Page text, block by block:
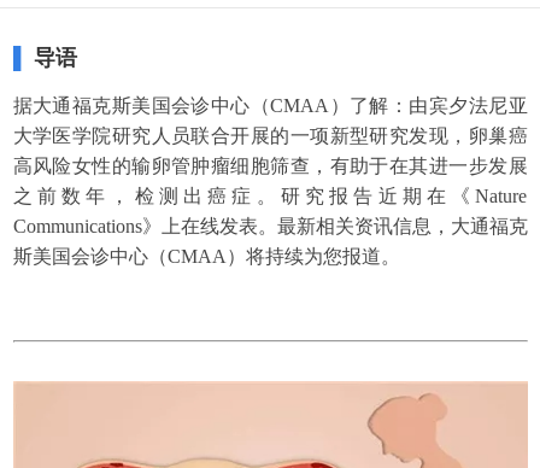
导语
据大通福克斯美国会诊中心（CMAA）了解：由宾夕法尼亚
大学医学院研究人员联合开展的一项新型研究发现，卵巢癌
高风险女性的输卵管肿瘤细胞筛查，有助于在其进一步发展
之前数年，检测出癌症。研究报告近期在《Nature
Communications》上在线发表。最新相关资讯信息，大通福克
斯美国会诊中心（CMAA）将持续为您报道。